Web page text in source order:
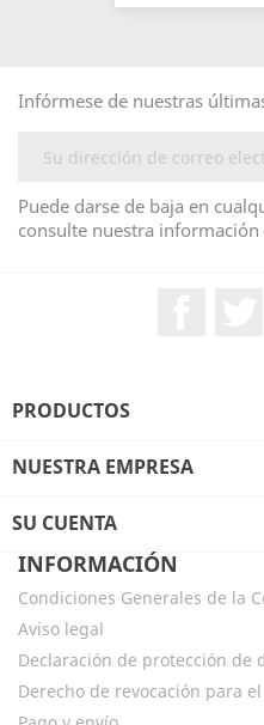
Infórmese de nuestras
Puede darse de baja en
consulte nuestra
PRODUCTOS
NUESTRA EMPRESA
SU CUENTA
INFORMACIÓN
Condiciones Generales de la
Aviso legal
Declaración de protección de
Derecho de revocación para